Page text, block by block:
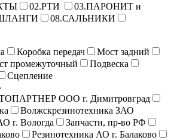
02.РТИ
03.ПАРОНИТ и
08.САЛЬНИКИ
Коробка передач
Мост задний
промежуточный
Подвеска
Сцепление
ООО г. Димитровград
Волжскрезинотехника ЗАО
г. Вологда
Запчасти, пр-во РФ
Резинотехника АО г. Балаково